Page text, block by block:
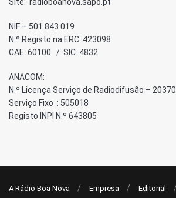
Site: radioboanova.sapo.pt
NIF – 501 843 019
N.º Registo na ERC: 423098
CAE: 60100 / SIC: 4832
ANACOM:
N.º Licença Serviço de Radiodifusão – 20370
Serviço Fixo : 505018
Registo INPI N.º 643805
A Rádio Boa Nova Empresa
Editorial